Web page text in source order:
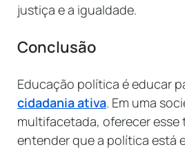
justiça e a igualdade.
Conclusão
Educação política é educar
cidadania ativa. Em uma
multifacetada, oferecer
entender que a política está